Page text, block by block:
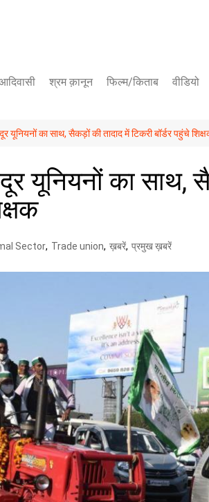
श्रम क़ानून फिल्म/किताब वीडियो
फेसबुक
यूनियनों का साथ, सैकड़ों की तादाद में टिकरी बॉर्डर पहुंचे
यूनियनों का साथ,
Sector, Trade union, ख़बरें, प्रमुख ख़बरें